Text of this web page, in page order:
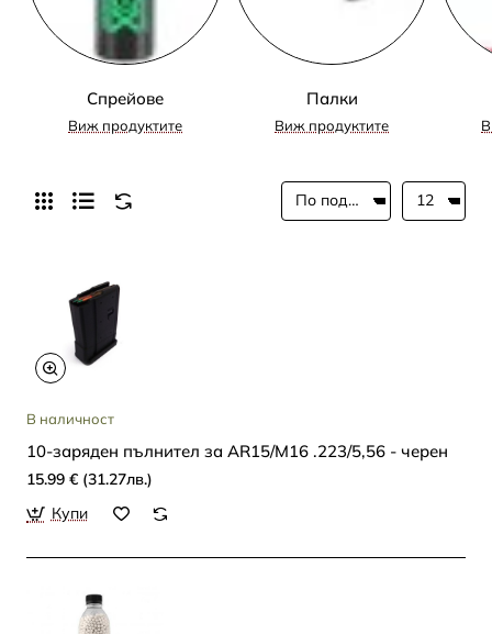
Спрейове
Виж продуктите
Палки
Виж продуктите
В наличност
10-заряден пълнител за AR15/M16 .223/5,56 - черен
15.99 € (31.27лв.)
Купи